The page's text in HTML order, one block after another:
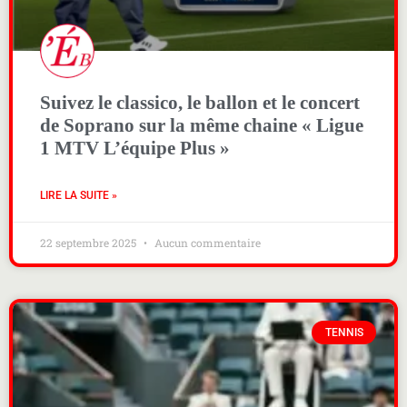
Suivez le classico, le ballon et le concert
de Soprano sur la même chaine « Ligue
1 MTV L’équipe Plus »
LIRE LA SUITE »
22 septembre 2025 Aucun commentaire
TENNIS